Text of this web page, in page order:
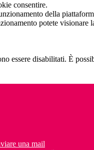
consentire.
della
potete visionare
essere disabilitati. È
una mail